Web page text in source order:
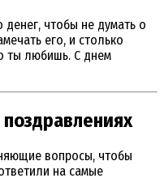
чтобы не думать о
его, и столько
ты любишь. С днем
вопросы, чтобы
на самые